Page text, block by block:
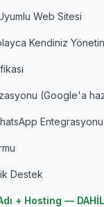
Web Sitesi
Kendiniz Yönetin
(Google'a
Entegrasyonu
Destek
+ Hosting — DAHİL